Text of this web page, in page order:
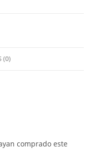
(0)
comprado este